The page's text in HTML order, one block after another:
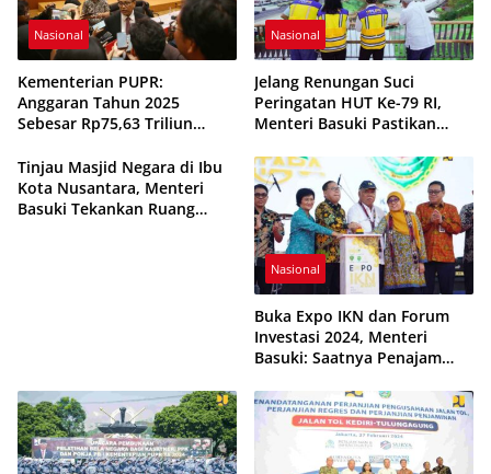
Nasional
Kementerian PUPR:
Anggaran Tahun 2025
Sebesar Rp75,63 Triliun
Bersama Indonesia Maju
Menuju Indonesia Emas 2045
Nasional
Jelang Renungan Suci
Peringatan HUT Ke-79 RI,
Menteri Basuki Pastikan
Bangsa
Tinjau Masjid Negara di Ibu
Kota Nusantara, Menteri
Basuki Tekankan Ruang
Nasional
Buka Expo IKN dan Forum
Investasi 2024, Menteri
Basuki: Saatnya Penajam